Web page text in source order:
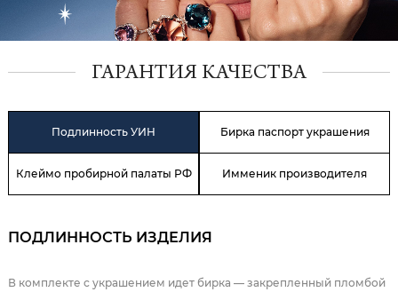
ГАРАНТИЯ КАЧЕСТВА
Подлинность УИН Бирка паспорт украшения
Клеймо пробирной палаты РФ Имменик производителя
ПОДЛИННОСТЬ ИЗДЕЛИЯ
В комплекте с украшением идет бирка — закрепленный пломбой